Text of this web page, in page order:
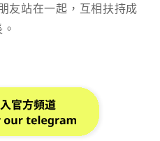
友站在一起，互相扶持成